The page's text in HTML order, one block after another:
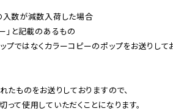
入数が減数入荷した場合
」と記載のあるもの
プではなくカラーコピーのポップをお送りして
たものをお送りしておりますので、
て使用していただくことになります。